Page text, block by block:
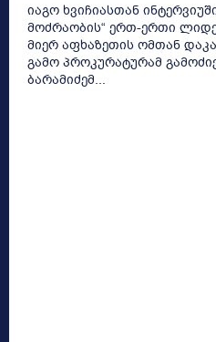
იაგო ხვიჩიასთან
მოძრაობის“ ერთ-ერთი
მიერ აფხაზეთის ომთან
გამო პროკურატურამ
ბარამიძემ...